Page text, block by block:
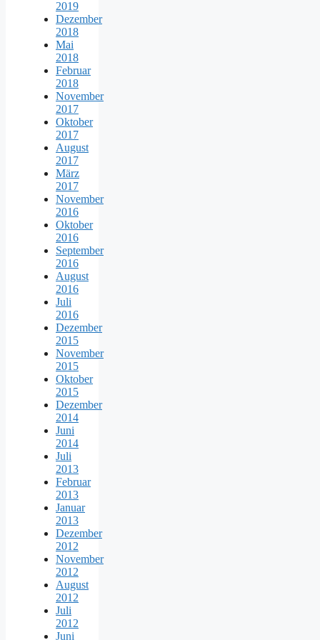
2019
Dezember
2018
Mai
2018
Februar
2018
November
2017
Oktober
2017
August
2017
März
2017
November
2016
Oktober
2016
September
2016
August
2016
Juli
2016
Dezember
2015
November
2015
Oktober
2015
Dezember
2014
Juni
2014
Juli
2013
Februar
2013
Januar
2013
Dezember
2012
November
2012
August
2012
Juli
2012
Juni